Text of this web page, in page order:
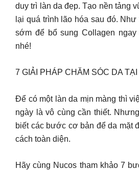
duy trì làn da đẹp. Tạo nền tảng
lại quá trình lão hóa sau đó.
sớm để bổ sung Collagen
nhé!
7 GIẢI PHÁP CHĂM SÓC DA
Để có một làn da mịn màng thì
ngày là vô cùng cần thiết.
biết các bước cơ bản để da mặt
cách toàn diện.
Hãy cùng Nucos tham khảo 7